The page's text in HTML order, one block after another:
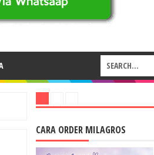
CARA ORDER MILAGROS